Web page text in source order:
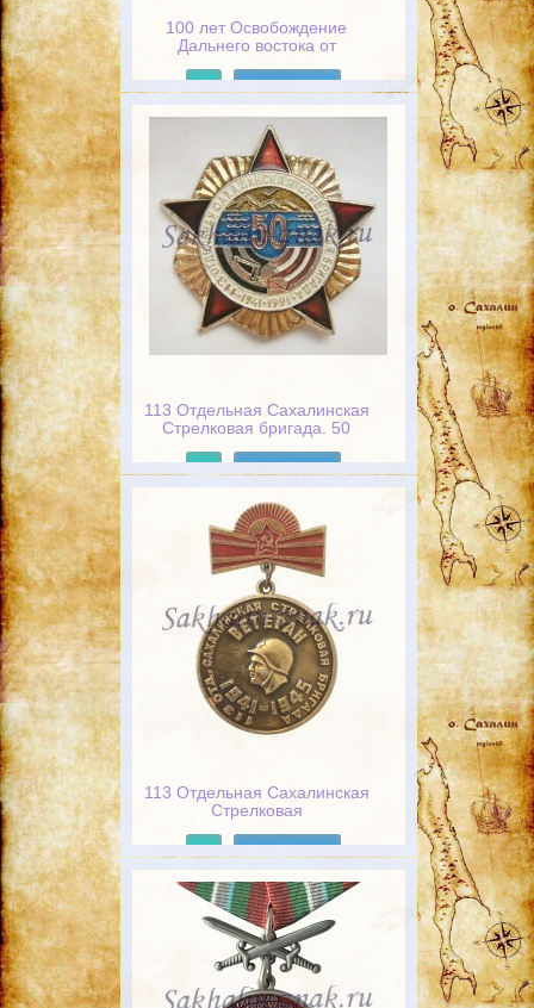
100 лет Освобождение
Дальнего востока от
113 Отдельная Сахалинская
Стрелковая бригада. 50
113 Отдельная Сахалинская
Стрелковая
1945гг